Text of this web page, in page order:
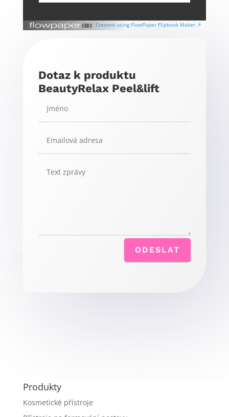
Created using FlowPaper Flipbook Maker ↗
Dotaz k produktu
BeautyRelax Peel&lift
ODESLAT
Produkty
Kosmetické přístroje